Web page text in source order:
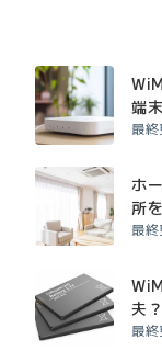
端
最
ホ
所
最
夫
最